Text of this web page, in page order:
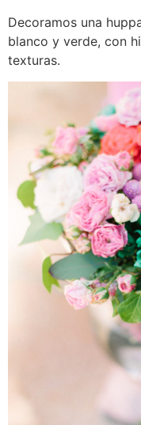
Decoramos una
blanco y verde, con
texturas.